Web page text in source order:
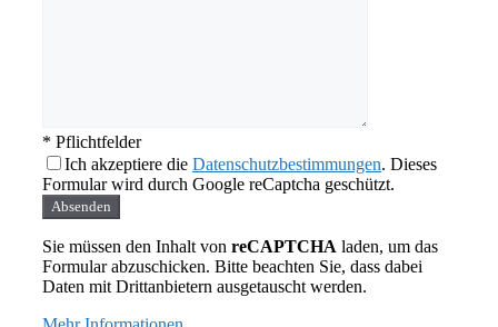
* Pflichtfelder
Ich akzeptiere die Datenschutzbestimmungen. Dieses
Formular wird durch Google reCaptcha geschützt.
Absenden
Sie müssen den Inhalt von reCAPTCHA laden, um das
Formular abzuschicken. Bitte beachten Sie, dass dabei
Daten mit Drittanbietern ausgetauscht werden.